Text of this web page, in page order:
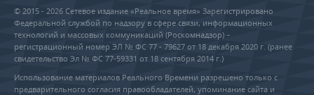
© 2015 - 2026 Сетевое издание «Реальное время» Зарегистрировано
Федеральной службой по надзору в сфере связи, информационных
технологий и массовых коммуникаций (Роскомнадзор) –
регистрационный номер ЭЛ № ФС 77 - 79627 от 18 декабря 2020 г. (ранее
свидетельство Эл № ФС 77-59331 от 18 сентября 2014 г.)
Использование материалов Реального Времени разрешено только с
предварительного согласия правообладателей, упоминание сайта и